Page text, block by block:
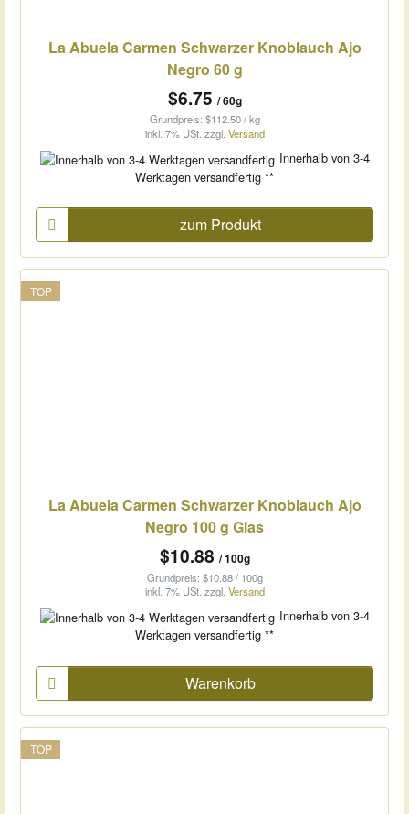
La Abuela Carmen Schwarzer Knoblauch Ajo
Negro 60 g
$6.75 / 60g
Grundpreis: $112.50 / kg
inkl. 7% USt. zzgl. Versand
Innerhalb von 3-4
Werktagen versandfertig **
zum Produkt
TOP
La Abuela Carmen Schwarzer Knoblauch Ajo
Negro 100 g Glas
$10.88 / 100g
Grundpreis: $10.88 / 100g
inkl. 7% USt. zzgl. Versand
Innerhalb von 3-4
Werktagen versandfertig **
Warenkorb
TOP